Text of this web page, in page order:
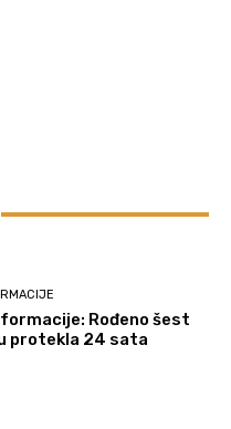
Rođeno šest
protekla 24 sata